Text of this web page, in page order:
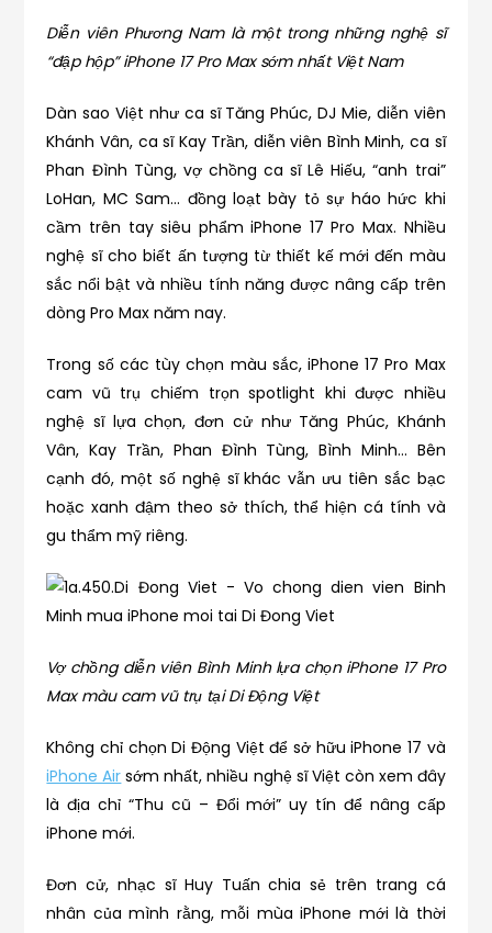
Diễn viên Phương Nam là một trong những nghệ sĩ
“đập hộp” iPhone 17 Pro Max sớm nhất Việt Nam
Dàn sao Việt như ca sĩ Tăng Phúc, DJ Mie, diễn viên
Khánh Vân, ca sĩ Kay Trần, diễn viên Bình Minh, ca sĩ
Phan Đình Tùng, vợ chồng ca sĩ Lê Hiếu, “anh trai”
LoHan, MC Sam… đồng loạt bày tỏ sự háo hức khi
cầm trên tay siêu phẩm iPhone 17 Pro Max. Nhiều
nghệ sĩ cho biết ấn tượng từ thiết kế mới đến màu
sắc nổi bật và nhiều tính năng được nâng cấp trên
dòng Pro Max năm nay.
Trong số các tùy chọn màu sắc, iPhone 17 Pro Max
cam vũ trụ chiếm trọn spotlight khi được nhiều
nghệ sĩ lựa chọn, đơn cử như Tăng Phúc, Khánh
Vân, Kay Trần, Phan Đình Tùng, Bình Minh… Bên
cạnh đó, một số nghệ sĩ khác vẫn ưu tiên sắc bạc
hoặc xanh đậm theo sở thích, thể hiện cá tính và
gu thẩm mỹ riêng.
Vợ chồng diễn viên Bình Minh lựa chọn iPhone 17 Pro
Max màu cam vũ trụ tại Di Động Việt
Không chỉ chọn Di Động Việt để sở hữu iPhone 17 và
iPhone Air sớm nhất, nhiều nghệ sĩ Việt còn xem đây
là địa chỉ “Thu cũ – Đổi mới” uy tín để nâng cấp
iPhone mới.
Đơn cử, nhạc sĩ Huy Tuấn chia sẻ trên trang cá
nhân của mình rằng, mỗi mùa iPhone mới là thời